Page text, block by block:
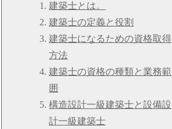
建築士とは。
建築士の定義と役割
建築士になるための資格取得
方法
建築士の資格の種類と業務範
囲
構造設計一級建築士と設備設
計一級建築士